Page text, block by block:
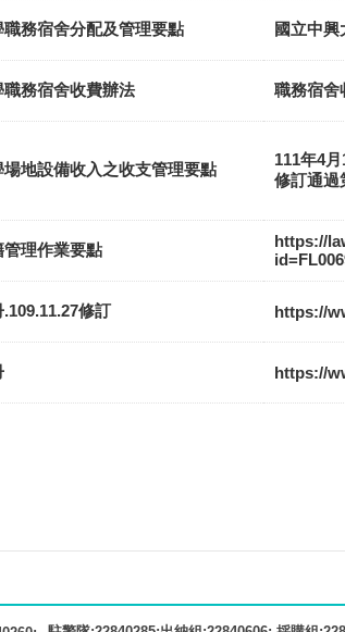
職務宿舍分配及管理要點 國立中
職務宿舍收費辦法 職務宿舍
場地設備收入之收支管理要點
111年4
修訂通過
管理作業要點
https://
修訂 https://
https://